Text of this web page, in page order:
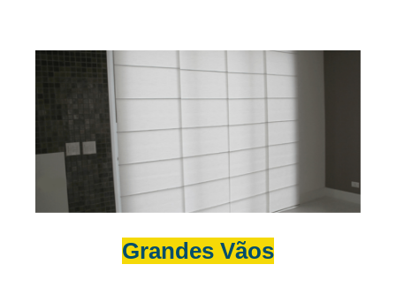
Grandes Vãos